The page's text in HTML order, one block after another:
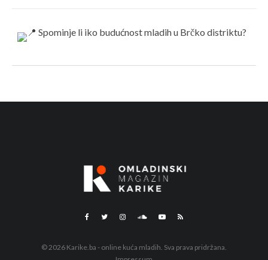
© 2026 Karike.ba - online kuća mladih. Sva prava pridržana.